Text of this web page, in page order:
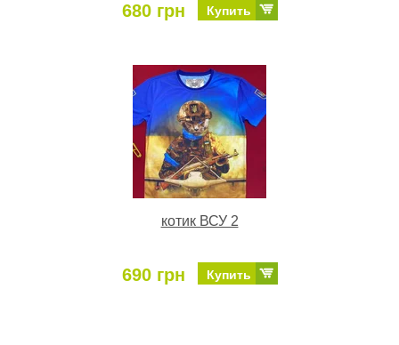
680 грн Купить
котик ВСУ 2
690 грн Купить